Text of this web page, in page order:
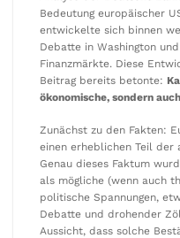
Bedeutung europäischer
entwickelte sich binnen
Debatte in Washington
Finanzmärkte. Diese
Beitrag bereits betonte:
ökonomische, sondern
Zunächst zu den Fakten:
einen erheblichen Teil der
Genau dieses Faktum
als mögliche (wenn auch
politische Spannungen,
Debatte und drohender
Aussicht, dass solche